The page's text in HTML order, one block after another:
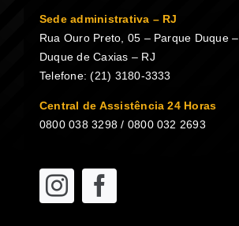
Sede administrativa – RJ
Rua Ouro Preto, 05 – Parque Duque –
Duque de Caxias – RJ
Telefone: (21) 3180-3333
Central de Assistência 24 Horas
0800 038 3298 / 0800 032 2693